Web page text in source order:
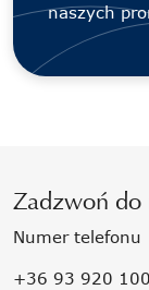
naszych
Zadzwoń do
Numer telefonu
+36 93 920 100